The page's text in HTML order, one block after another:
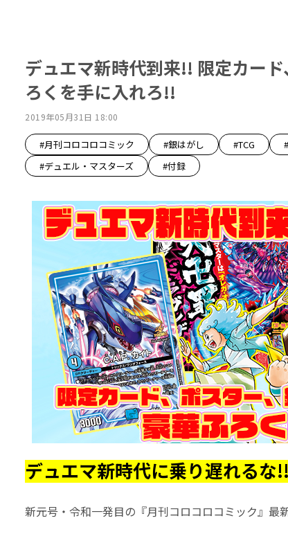
デュエマ新時代到来!! 限定カー
ろくを手に入れろ!!
2019年05月31日 18:00
#月刊コロコロコミック #銀はがし #TCG
#デュエル・マスターズ
#付録
デュエマ新時代に乗り遅れるな!!
新元号・令和一発目の『月刊コロコロコミック』最